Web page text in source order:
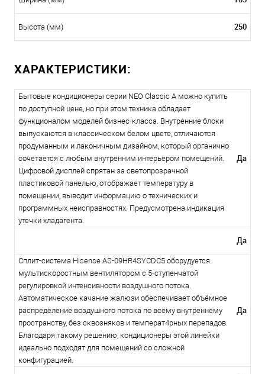
Высота (мм) 250
ХАРАКТЕРИСТИКИ:
Бытовые кондиционеры серии NEO Classic A можно купить
по доступной цене, но при этом техника обладает
функционалом моделей бизнес-класса. Внутренние блоки
выпускаются в классическом белом цвете, отличаются
продуманным и лаконичным дизайном, который органично
сочетается с любым внутренним интерьером помещений.
Цифровой дисплей спрятан за светопрозрачной
пластиковой панелью, отображает температуру в
помещении, выводит информацию о технических и
программных неисправностях. Предусмотрена индикация
утечки хладагента.
Да
Да
Сплит-система Hisense AS-09HR4SYCDC5 оборудуется
мультискоростным вентилятором с 5-ступенчатой
регулировкой интенсивности воздушного потока.
Автоматическое качание жалюзи обеспечивает объёмное
распределение воздушного потока по всему внутреннему
пространству, без сквозняков и температ4рных перепадов.
Благодаря такому решению, кондиционеры этой линейки
идеально подходят для помещений со сложной
конфигурацией.
Да